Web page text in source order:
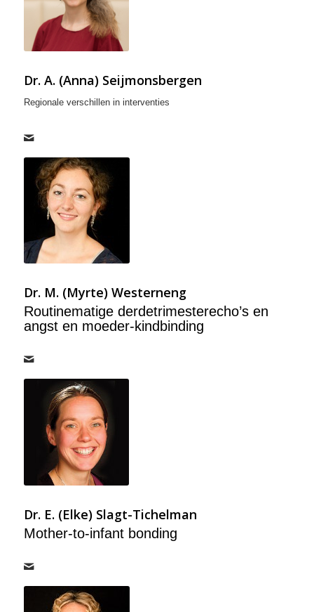
Dr. A. (Anna) Seijmonsbergen
Regionale verschillen in interventies
Dr. M. (Myrte) Westerneng
Routinematige derdetrimesterecho’s en
angst en moeder-kindbinding
Dr. E. (Elke) Slagt-Tichelman
Mother-to-infant bonding